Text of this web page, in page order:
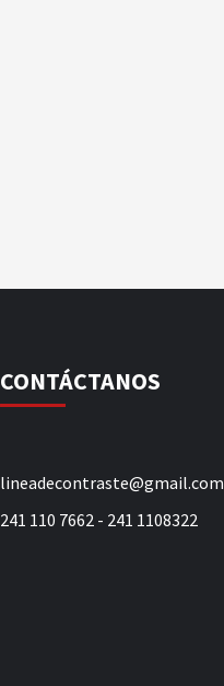
CONTÁCTANOS
lineadecontraste@gmail.com
241 110 7662 - 241 1108322